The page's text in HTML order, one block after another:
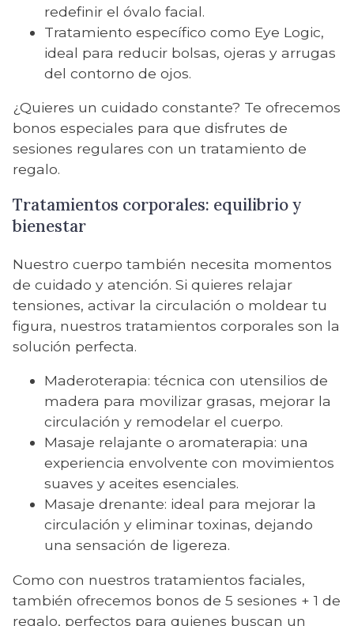
redefinir el óvalo facial.
Tratamiento específico como Eye Logic,
ideal para reducir bolsas, ojeras y arrugas
del contorno de ojos.
¿Quieres un cuidado constante? Te ofrecemos
bonos especiales para que disfrutes de
sesiones regulares con un tratamiento de
regalo.
Tratamientos corporales: equilibrio y
bienestar
Nuestro cuerpo también necesita momentos
de cuidado y atención. Si quieres relajar
tensiones, activar la circulación o moldear tu
figura, nuestros tratamientos corporales son la
solución perfecta.
Maderoterapia: técnica con utensilios de
madera para movilizar grasas, mejorar la
circulación y remodelar el cuerpo.
Masaje relajante o aromaterapia: una
experiencia envolvente con movimientos
suaves y aceites esenciales.
Masaje drenante: ideal para mejorar la
circulación y eliminar toxinas, dejando
una sensación de ligereza.
Como con nuestros tratamientos faciales,
también ofrecemos bonos de 5 sesiones + 1 de
regalo, perfectos para quienes buscan un